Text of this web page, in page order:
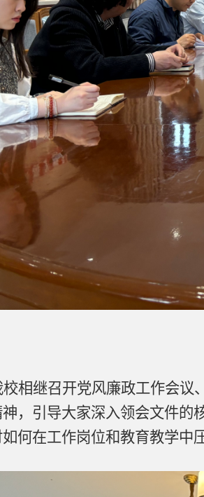
相继召开党风廉政工作会
，引导大家深入领会文件
何在工作岗位和教育教学中